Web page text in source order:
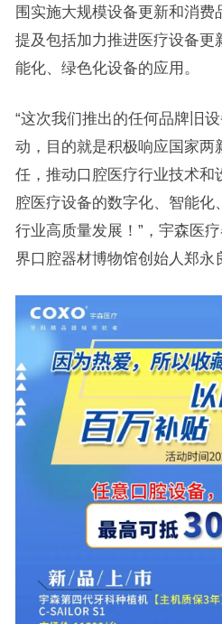
围实施大规模设备更新和消费
提及包括加力推进医疗设备更
能化、绿色化设备的应用。
“这次我们推出的任何品牌旧
动，目的就是积极响应国家两
任，推动口腔医疗行业技术和
腔医疗设备的数字化、智能化
行业高质量发展！”，宇森医
界口腔器材博物馆创始人郑永